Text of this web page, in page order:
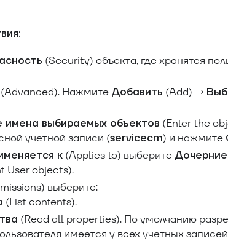
(Security) объекта, где хранятся
(Advanced). Нажмите Добавить (Add) →
имена выбираемых объектов (Enter the
учетной записи (servicecm) и нажмите
к (Applies to) выберите
User objects).
выберите:
(List contents).
(Read all properties). По умолчанию
имеется у всех учетных